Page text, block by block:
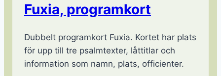
Fuxia, programkort
Dubbelt programkort Fuxia. Kortet har plats
för upp till tre psalmtexter, låttitlar och
information som namn, plats, officienter.